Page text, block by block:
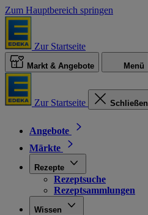
Zum Hauptbereich springen
Zur Startseite
Markt & Angebote Menü
Zur Startseite Schließen
Angebote
Märkte
Rezepte
Rezeptsuche
Rezeptsammlungen
Wissen